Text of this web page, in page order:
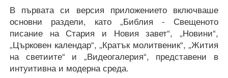
В първата си версия приложението включваше
основни раздели, като „Библия - Свещеното
писание на Стария и Новия завет“, „Новини“,
„Църковен календар“, „Кратък молитвеник“, „Жития
на светиите“ и „Видеогалерия“, представени в
интуитивна и модерна среда.